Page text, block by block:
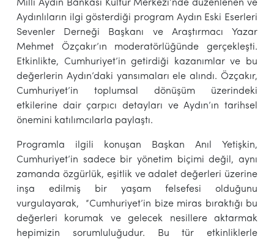
Milli Aydın Bankası Kültür Merkezi’nde düzenlenen ve
Aydınlıların ilgi gösterdiği program Aydın Eski Eserleri
Sevenler Derneği Başkanı ve Araştırmacı Yazar
Mehmet Özçakır’ın moderatörlüğünde gerçekleşti.
Etkinlikte, Cumhuriyet’in getirdiği kazanımlar ve bu
değerlerin Aydın’daki yansımaları ele alındı. Özçakır,
Cumhuriyet’in toplumsal dönüşüm üzerindeki
etkilerine dair çarpıcı detayları ve Aydın’ın tarihsel
önemini katılımcılarla paylaştı.
Programla ilgili konuşan Başkan Anıl Yetişkin,
Cumhuriyet’in sadece bir yönetim biçimi değil, aynı
zamanda özgürlük, eşitlik ve adalet değerleri üzerine
inşa edilmiş bir yaşam felsefesi olduğunu
vurgulayarak, “Cumhuriyet’in bize miras bıraktığı bu
değerleri korumak ve gelecek nesillere aktarmak
hepimizin sorumluluğudur. Bu tür etkinliklerle